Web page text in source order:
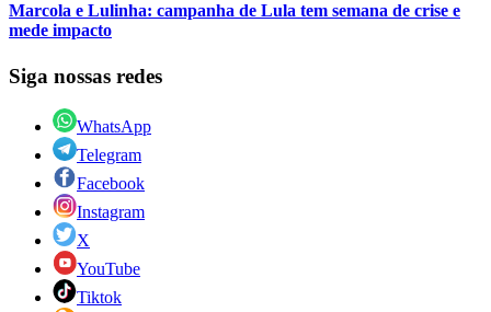
Marcola e Lulinha: campanha de Lula tem semana de crise e
mede impacto
Siga nossas redes
WhatsApp
Telegram
Facebook
Instagram
X
YouTube
Tiktok